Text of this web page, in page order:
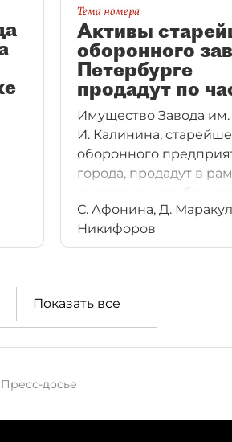
Тема номера
Активы
оборонного
Петербурге
продадут по
Имущество Завода
И. Калинина,
оборонного
города, продадут в
процедуры его
Среди лотов — участок
на острове
С. Афонина, Д.
Никифоров
Показать все
Пресс-досье